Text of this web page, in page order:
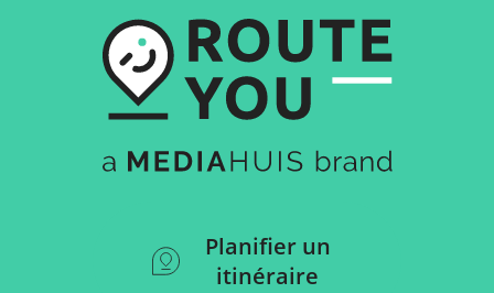
Planifier un
itinéraire